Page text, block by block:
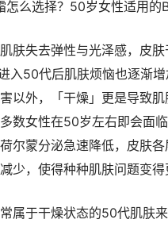
肤失去弹性与光泽感，皮
入50代后肌肤烦恼也逐渐
以外，「干燥」更是导致
数女性在50岁左右即会面
尔蒙分泌急速降低，皮肤
少，使得种种肌肤问题变得
属于干燥状态的50代肌肤